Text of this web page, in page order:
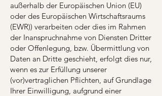
außerhalb der Europäischen Union (EU)
oder des Europäischen Wirtschaftsraums
(EWR)) verarbeiten oder dies im Rahmen
der Inanspruchnahme von Diensten Dritter
oder Offenlegung, bzw. Übermittlung von
Daten an Dritte geschieht, erfolgt dies nur,
wenn es zur Erfüllung unserer
(vor)vertraglichen Pflichten, auf Grundlage
Ihrer Einwilligung, aufgrund einer